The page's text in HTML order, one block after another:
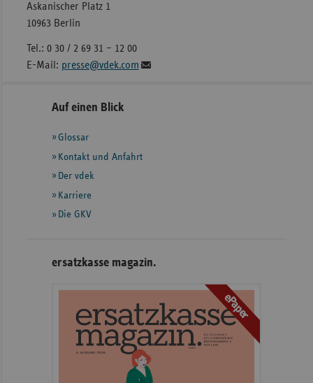
Askanischer Platz 1
10963 Berlin
Tel.: 0 30 / 2 69 31 – 12 00
E-Mail: presse@vdek.com
Seitennavigation
Seitenleiste
weiteren
Informationen
Auf einen Blick
Glossar
Kontakt und Anfahrt
Der vdek
Karriere
Die GKV
ersatzkasse magazin.
ePaper